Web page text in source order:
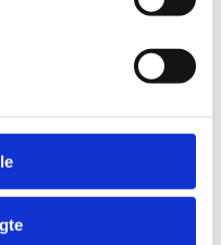
LinkedIn til at